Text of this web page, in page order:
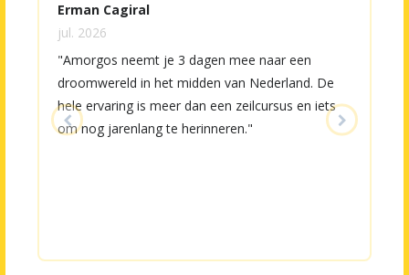
Erman Cagiral
jul. 2026
"Amorgos neemt je 3 dagen mee naar een
droomwereld in het midden van Nederland. De
hele ervaring is meer dan een zeilcursus en iets
om nog jarenlang te herinneren."